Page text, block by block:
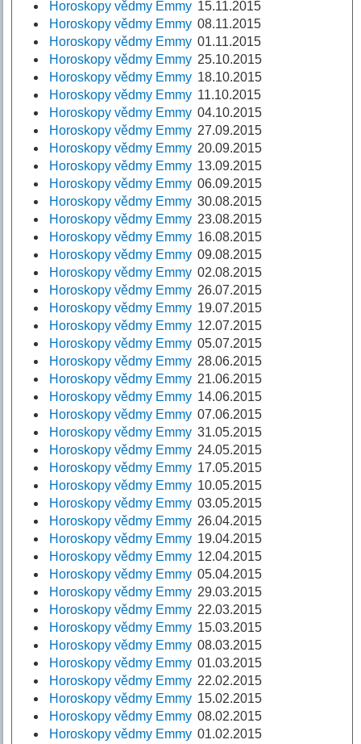
Horoskopy vědmy Emmy 15.11.2015
Horoskopy vědmy Emmy 08.11.2015
Horoskopy vědmy Emmy 01.11.2015
Horoskopy vědmy Emmy 25.10.2015
Horoskopy vědmy Emmy 18.10.2015
Horoskopy vědmy Emmy 11.10.2015
Horoskopy vědmy Emmy 04.10.2015
Horoskopy vědmy Emmy 27.09.2015
Horoskopy vědmy Emmy 20.09.2015
Horoskopy vědmy Emmy 13.09.2015
Horoskopy vědmy Emmy 06.09.2015
Horoskopy vědmy Emmy 30.08.2015
Horoskopy vědmy Emmy 23.08.2015
Horoskopy vědmy Emmy 16.08.2015
Horoskopy vědmy Emmy 09.08.2015
Horoskopy vědmy Emmy 02.08.2015
Horoskopy vědmy Emmy 26.07.2015
Horoskopy vědmy Emmy 19.07.2015
Horoskopy vědmy Emmy 12.07.2015
Horoskopy vědmy Emmy 05.07.2015
Horoskopy vědmy Emmy 28.06.2015
Horoskopy vědmy Emmy 21.06.2015
Horoskopy vědmy Emmy 14.06.2015
Horoskopy vědmy Emmy 07.06.2015
Horoskopy vědmy Emmy 31.05.2015
Horoskopy vědmy Emmy 24.05.2015
Horoskopy vědmy Emmy 17.05.2015
Horoskopy vědmy Emmy 10.05.2015
Horoskopy vědmy Emmy 03.05.2015
Horoskopy vědmy Emmy 26.04.2015
Horoskopy vědmy Emmy 19.04.2015
Horoskopy vědmy Emmy 12.04.2015
Horoskopy vědmy Emmy 05.04.2015
Horoskopy vědmy Emmy 29.03.2015
Horoskopy vědmy Emmy 22.03.2015
Horoskopy vědmy Emmy 15.03.2015
Horoskopy vědmy Emmy 08.03.2015
Horoskopy vědmy Emmy 01.03.2015
Horoskopy vědmy Emmy 22.02.2015
Horoskopy vědmy Emmy 15.02.2015
Horoskopy vědmy Emmy 08.02.2015
Horoskopy vědmy Emmy 01.02.2015